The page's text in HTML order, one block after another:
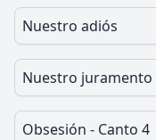
Nuestro adiós
Nuestro juramento
Obsesión - Canto 4